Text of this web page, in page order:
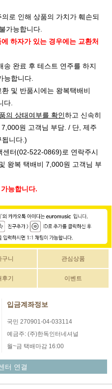
로 인해 상품의 가치가 훼손되
가능합니다.
하자가 있는 경우에는 교환처
송 완료 후 테스트 연주를 하지
능합니다.
및 반품시에는 왕복택배비
다.
의 상태여부를 확인하고 신속히
원 고객님 부담. / 단, 제주
됩니다.)
터(02-522-0869)로 연락주시
왕복 택배비 7,000원 고객님 부
능합니다.
구니 관심상품
기 이벤트
입금계좌정보
국민 270901-04-033114
예금주: (주)한독인터네셔널
월~금 택배마감 16:00
터 연결